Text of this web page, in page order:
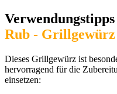
Rub - Grillgewürz
Dieses Grillgewürz ist
hervorragend für die
einsetzen: